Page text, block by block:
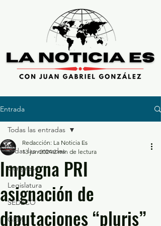
Entrada
Todas las entradas
Congreso
Legislatura
SEDECO
GEM
Todas las entradas
Impugna PRI
asignación de
diputaciones “pluris”
Redacción: La Noticia Es
13 jun 2024 2 min de lectura